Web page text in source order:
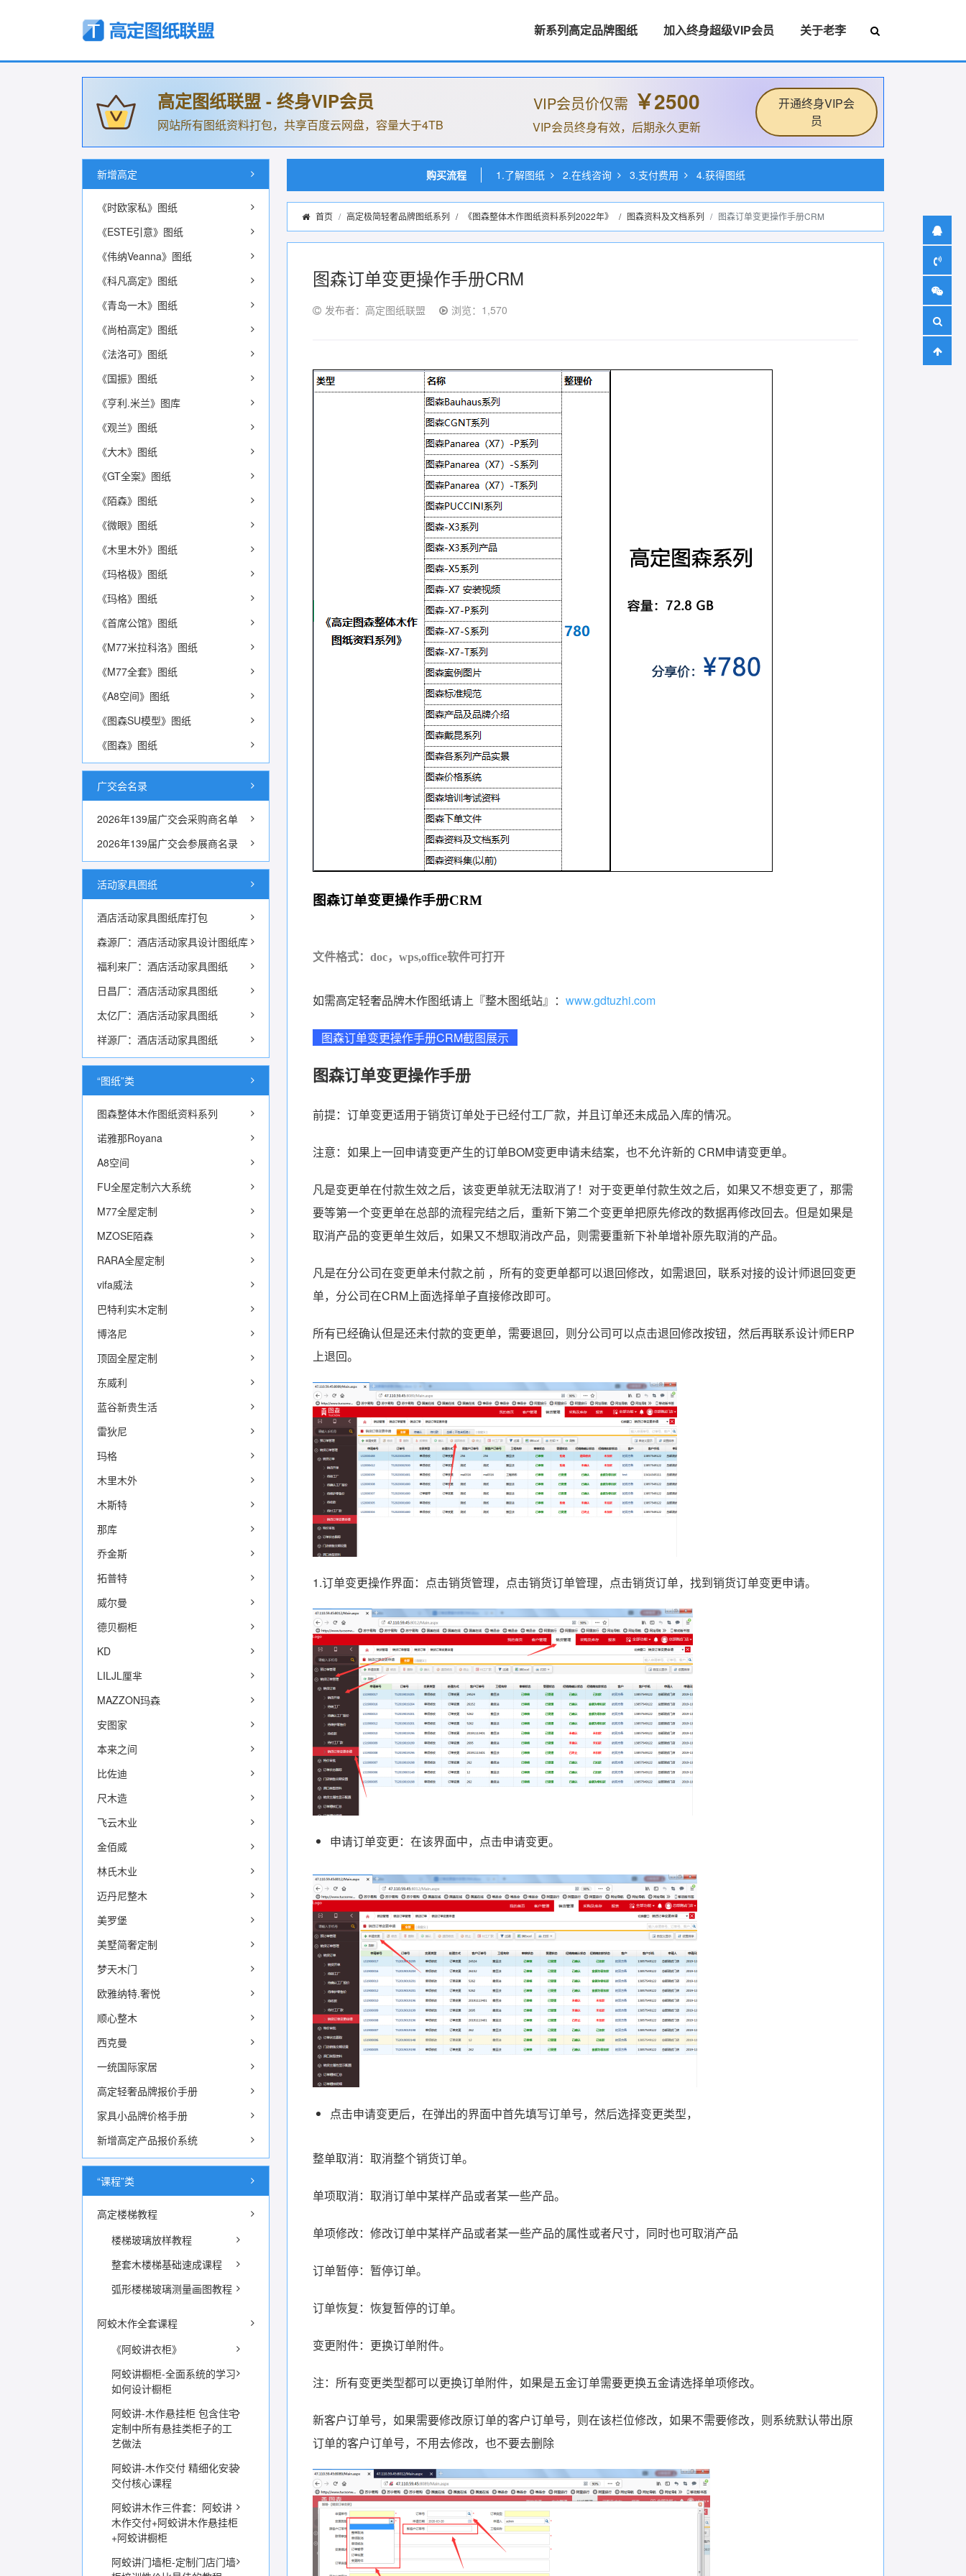
新系列高定品牌图纸 加入终身超级VIP会员 关于老李
高定图纸联盟 - 终身VIP会员
网站所有图纸资料打包，共享百度云网盘，容量大于4TB
VIP会员价仅需 ￥2500
VIP会员终身有效，后期永久更新
开通终身VIP会
员
新增高定
《时欧家私》图纸
《ESTE引意》图纸
《伟纳Veanna》图纸
《科凡高定》图纸
《青岛一木》图纸
《尚柏高定》图纸
《法洛可》图纸
《国振》图纸
《亨利.米兰》图库
《观兰》图纸
《大木》图纸
《GT全案》图纸
《陌森》图纸
《微眼》图纸
《木里木外》图纸
《玛格极》图纸
《玛格》图纸
《首席公馆》图纸
《M77米拉科洛》图纸
《M77全套》图纸
《A8空间》图纸
《图森SU模型》图纸
《图森》图纸
广交会名录
2026年139届广交会采购商名单
2026年139届广交会参展商名录
活动家具图纸
酒店活动家具图纸库打包
森源厂：酒店活动家具设计图纸库
福利来厂：酒店活动家具图纸
日昌厂：酒店活动家具图纸
太亿厂：酒店活动家具图纸
祥源厂：酒店活动家具图纸
“图纸”类
图森整体木作图纸资料系列
诺雅那Royana
A8空间
FU全屋定制六大系统
M77全屋定制
MZOSE陌森
RARA全屋定制
vifa威法
巴特利实木定制
博洛尼
顶固全屋定制
东威利
蓝谷新贵生活
雷狄尼
玛格
木里木外
木斯特
那库
乔金斯
拓普特
威尔曼
德贝橱柜
KD
LILJL厘芈
MAZZON玛森
安图家
本来之间
比佐迪
尺木造
飞云木业
金佰威
林氏木业
迈丹尼整木
美罗堡
美墅简奢定制
梦天木门
欧雅纳特.奢悦
顺心整木
西克曼
一统国际家居
高定轻奢品牌报价手册
家具小品牌价格手册
新增高定产品报价系统
“课程”类
高定楼梯教程
楼梯玻璃放样教程
整套木楼梯基础速成课程
弧形楼梯玻璃测量画图教程
阿蛟木作全套课程
《阿蛟讲衣柜》
阿蛟讲橱柜-全面系统的学习
如何设计橱柜
阿蛟讲-木作悬挂柜 包含住宅
定制中所有悬挂类柜子的工
艺做法
阿蛟讲-木作交付 精细化安装
交付核心课程
阿蛟讲木作三件套：阿蛟讲
木作交付+阿蛟讲木作悬挂柜
+阿蛟讲橱柜
阿蛟讲门墙柜-定制门店门墙
购买流程 1.了解图纸 2.在线咨询 3.支付费用 4.获得图纸
首页 高定极简轻奢品牌图纸系列 / 《图森整体木作图纸资料系列2022年》 / 图森资料及文档系列 图森订单变更操作手册CRM
图森订单变更操作手册CRM
发布者：高定图纸联盟 浏览：1,570
图森订单变更操作手册CRM
文件格式：doc，wps,office软件可打开
如需高定轻奢品牌木作图纸请上『整木图纸站』： www.gdtuzhi.com
图森订单变更操作手册CRM截图展示
图森订单变更操作手册
前提：订单变更适用于销货订单处于已经付工厂款，并且订单还未成品入库的情况。
注意：如果上一回申请变更产生的订单BOM变更申请未结案，也不允许新的 CRM申请变更单。
凡是变更单在付款生效之后，该变更单就无法取消了！对于变更单付款生效之后，如果又不想变更了，那需
要等第一个变更单在总部的流程完结之后，重新下第二个变更单把原先修改的数据再修改回去。但是如果是
取消产品的变更单生效后，如果又不想取消改产品，则需要重新下补单增补原先取消的产品。
凡是在分公司在变更单未付款之前 ，所有的变更单都可以退回修改，如需退回，联系对接的设计师退回变更
单，分公司在CRM上面选择单子直接修改即可。
所有已经确认但是还未付款的变更单，需要退回，则分公司可以点击退回修改按钮，然后再联系设计师ERP
上退回。
1.订单变更操作界面：点击销货管理，点击销货订单管理，点击销货订单，找到销货订单变更申请。
申请订单变更：在该界面中，点击申请变更。
点击申请变更后，在弹出的界面中首先填写订单号，然后选择变更类型，
整单取消：取消整个销货订单。
单项取消：取消订单中某样产品或者某一些产品。
单项修改：修改订单中某样产品或者某一些产品的属性或者尺寸，同时也可取消产品
订单暂停：暂停订单。
订单恢复：恢复暂停的订单。
变更附件：更换订单附件。
注：所有变更类型都可以更换订单附件，如果是五金订单需要更换五金请选择单项修改。
新客户订单号，如果需要修改原订单的客户订单号，则在该栏位修改，如果不需要修改，则系统默认带出原
订单的客户订单号，不用去修改，也不要去删除